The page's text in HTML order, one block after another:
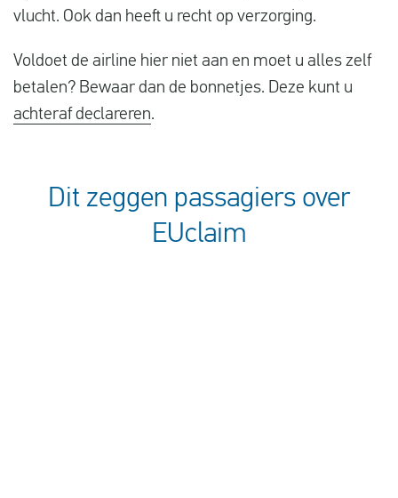
vlucht. Ook dan heeft u recht op verzorging.
Voldoet de airline hier niet aan en moet u alles zelf
betalen? Bewaar dan de bonnetjes. Deze kunt u
achteraf declareren.
Dit zeggen passagiers over
EUclaim